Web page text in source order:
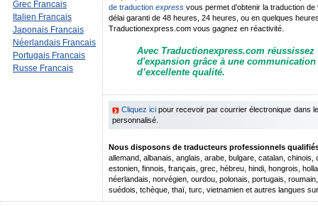
Grec Francais
Italien Francais
Japonais Francais
Néerlandais Francais
Portugais Francais
Russe Francais
de traduction express vous permet d’obtenir la traduction
délai garanti de 48 heures, 24 heures, ou en quelques
Traductionexpress.com vous gagnez en réactivité.
Avec Traductionexpress.com réussissez
d'expansion grâce à une
d’excellente qualité.
Cliquez ici pour recevoir par courrier électronique dans
personnalisé.
Nous disposons de traducteurs professionnels
allemand, albanais, anglais, arabe, bulgare, catalan,
estonien, finnois, français, grec, hébreu, hindi, hongrois,
néerlandais, norvégien, ourdou, polonais, portugais,
suédois, tchèque, thaï, turc, vietnamien et autres langues